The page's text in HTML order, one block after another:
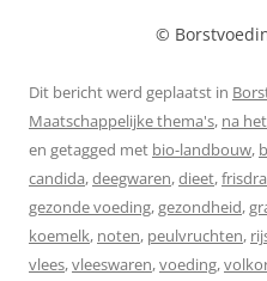
©
Dit bericht werd geplaatst in
Maatschappelijke thema's, na
en getagged met bio-landbouw,
candida,deegwaren,dieet,
gezonde voeding,gezondheid,
koemelk, noten, peulvruchten,
vlees,vleeswaren,voeding,